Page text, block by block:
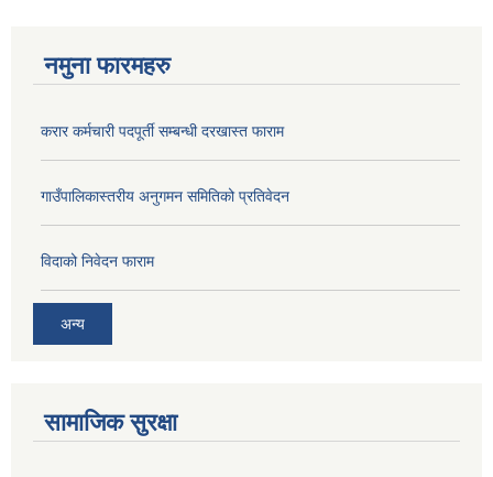
नमुना फारमहरु
करार कर्मचारी पदपूर्ती सम्बन्धी दरखास्त फाराम
गाउँपालिकास्तरीय अनुगमन समितिको प्रतिवेदन
विदाको निवेदन फाराम
अन्य
सामाजिक सुरक्षा